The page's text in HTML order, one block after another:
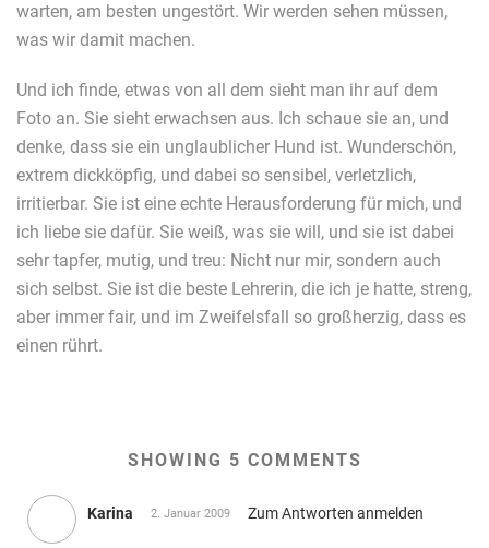
warten, am besten ungestört. Wir werden sehen müssen,
was wir damit machen.
Und ich finde, etwas von all dem sieht man ihr auf dem
Foto an. Sie sieht erwachsen aus. Ich schaue sie an, und
denke, dass sie ein unglaublicher Hund ist. Wunderschön,
extrem dickköpfig, und dabei so sensibel, verletzlich,
irritierbar. Sie ist eine echte Herausforderung für mich, und
ich liebe sie dafür. Sie weiß, was sie will, und sie ist dabei
sehr tapfer, mutig, und treu: Nicht nur mir, sondern auch
sich selbst. Sie ist die beste Lehrerin, die ich je hatte, streng,
aber immer fair, und im Zweifelsfall so großherzig, dass es
einen rührt.
SHOWING 5 COMMENTS
Karina 2. Januar 2009 Zum Antworten anmelden